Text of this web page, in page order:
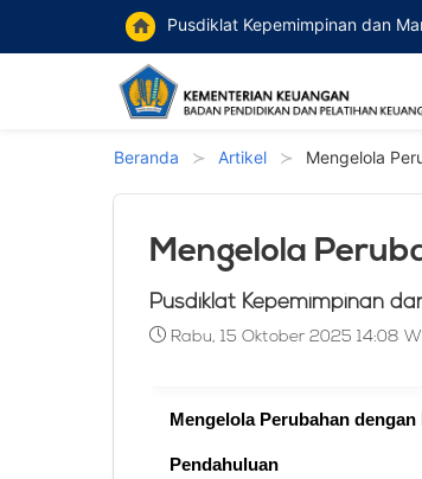
home Pusdiklat Kepemimpinan dan
Beranda Artikel Mengelola
Mengelola
Pusdiklat Kepemimpinan
Rabu, 15 Oktober 2025 14:08